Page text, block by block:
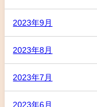
2023年9月
2023年8月
2023年7月
2023年6月